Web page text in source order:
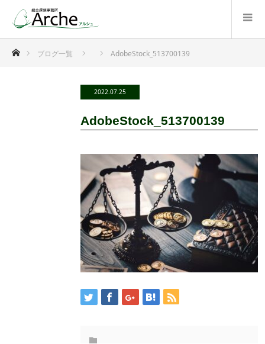
ホームブログ一覧 AdobeStock_513700139
2022.07.25
AdobeStock_513700139